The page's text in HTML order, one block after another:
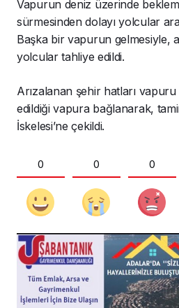
Vapurun deniz üzerinde
sürmesinden dolayı yolcular
Başka bir vapurun gelmesiyle,
yolcular tahliye edildi.
Arızalanan şehir hatları
edildiği vapura bağlanarak,
İskelesi’ne çekildi.
0 0 0